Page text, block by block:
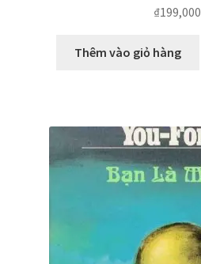
₫199,000
Thêm vào giỏ hàng